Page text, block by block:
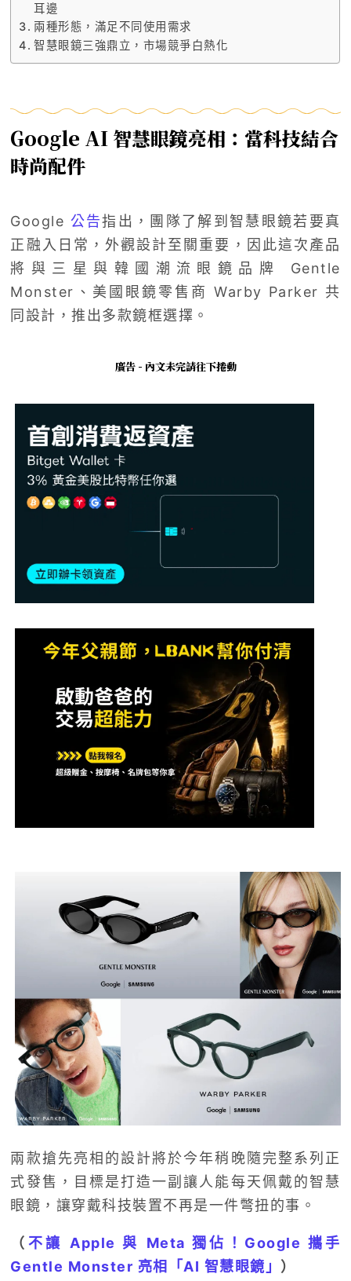
耳邊
兩種形態，滿足不同使用需求
智慧眼鏡三強鼎立，市場競爭白熱化
Google AI 智慧眼鏡亮相：當科技結合
時尚配件
Google 公告指出，團隊了解到智慧眼鏡若要真
正融入日常，外觀設計至關重要，因此這次產品
將與三星與韓國潮流眼鏡品牌 Gentle
Monster、美國眼鏡零售商 Warby Parker 共
同設計，推出多款鏡框選擇。
廣告 - 內文未完請往下捲動
兩款搶先亮相的設計將於今年稍晚隨完整系列正
式發售，目標是打造一副讓人能每天佩戴的智慧
眼鏡，讓穿戴科技裝置不再是一件彆扭的事。
（ 不讓 Apple 與 Meta 獨佔！Google 攜手
Gentle Monster 亮相「AI 智慧眼鏡」 ）